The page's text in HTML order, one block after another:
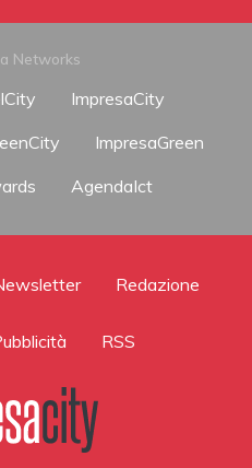
Networks
ImpresaCity
ImpresaGreen
AgendaIct
Redazione
RSS